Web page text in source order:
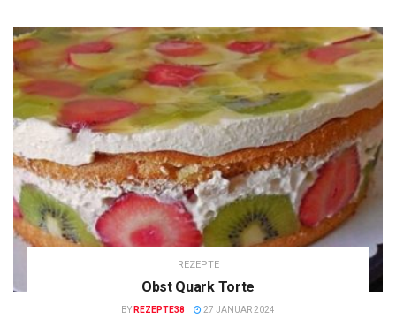
REZEPTE
Obst Quark Torte
BY REZEPTE38 27 JANUAR 2024